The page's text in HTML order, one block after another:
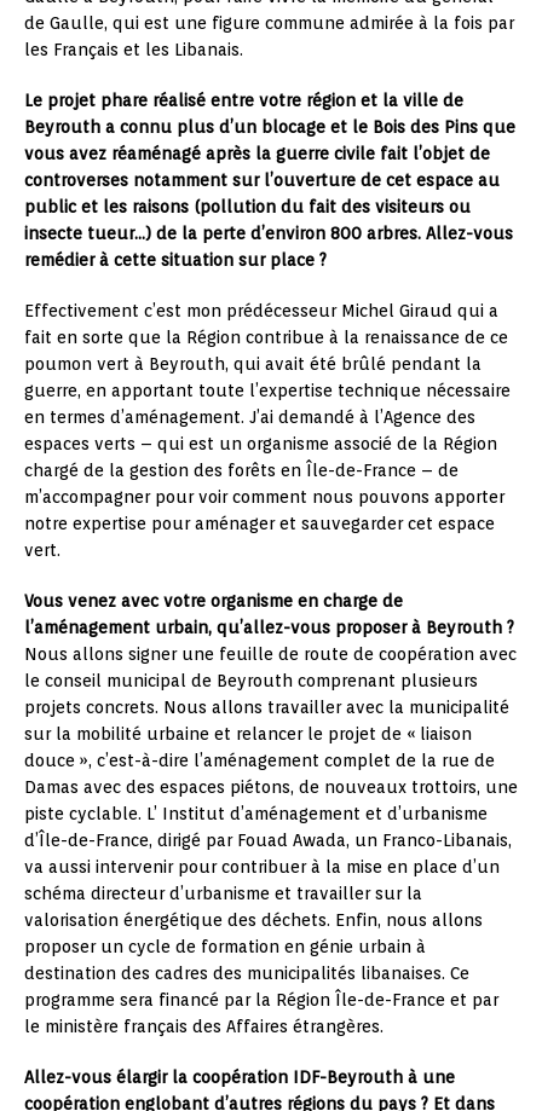
de Gaulle, qui est une figure commune admirée à la fois par
les Français et les Libanais.
Le projet phare réalisé entre votre région et la ville de
Beyrouth a connu plus d’un blocage et le Bois des Pins que
vous avez réaménagé après la guerre civile fait l’objet de
controverses notamment sur l’ouverture de cet espace au
public et les raisons (pollution du fait des visiteurs ou
insecte tueur…) de la perte d’environ 800 arbres. Allez-vous
remédier à cette situation sur place ?
Effectivement c’est mon prédécesseur Michel Giraud qui a
fait en sorte que la Région contribue à la renaissance de ce
poumon vert à Beyrouth, qui avait été brûlé pendant la
guerre, en apportant toute l’expertise technique nécessaire
en termes d’aménagement. J’ai demandé à l’Agence des
espaces verts – qui est un organisme associé de la Région
chargé de la gestion des forêts en Île-de-France – de
m’accompagner pour voir comment nous pouvons apporter
notre expertise pour aménager et sauvegarder cet espace
vert.
Vous venez avec votre organisme en charge de
l’aménagement urbain, qu’allez-vous proposer à Beyrouth ?
Nous allons signer une feuille de route de coopération avec
le conseil municipal de Beyrouth comprenant plusieurs
projets concrets. Nous allons travailler avec la municipalité
sur la mobilité urbaine et relancer le projet de « liaison
douce », c’est-à-dire l’aménagement complet de la rue de
Damas avec des espaces piétons, de nouveaux trottoirs, une
piste cyclable. L’ Institut d’aménagement et d’urbanisme
d’Île-de-France, dirigé par Fouad Awada, un Franco-Libanais,
va aussi intervenir pour contribuer à la mise en place d’un
schéma directeur d’urbanisme et travailler sur la
valorisation énergétique des déchets. Enfin, nous allons
proposer un cycle de formation en génie urbain à
destination des cadres des municipalités libanaises. Ce
programme sera financé par la Région Île-de-France et par
le ministère français des Affaires étrangères.
Allez-vous élargir la coopération IDF-Beyrouth à une
coopération englobant d’autres régions du pays ? Et dans